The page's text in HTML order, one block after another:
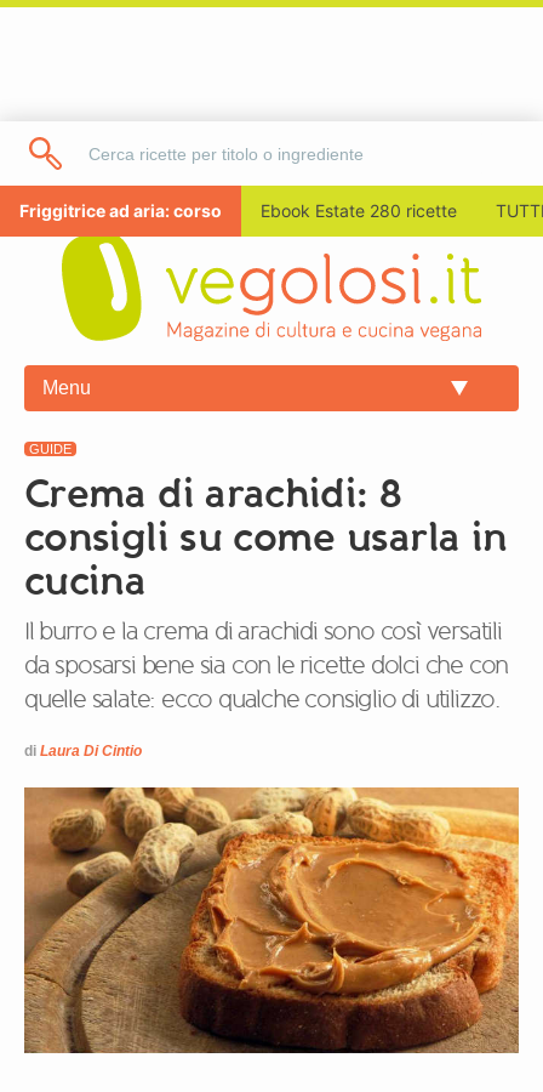
Friggitrice ad aria: corso Ebook Estate 280 ricette
Menu
GUIDE
Crema di arachidi: 8
consigli su come usarla in
cucina
Il burro e la crema di arachidi sono così versatili
da sposarsi bene sia con le ricette dolci che con
quelle salate: ecco qualche consiglio di utilizzo.
di Laura Di Cintio